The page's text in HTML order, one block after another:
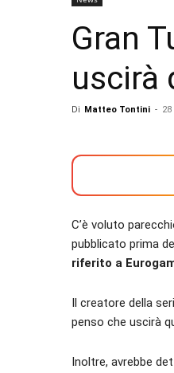
Gran
uscirà
Di Matteo Tontini -
C’è voluto
pubblicato prima
riferito a
Il creatore della
penso che uscirà
Inoltre, avrebbe